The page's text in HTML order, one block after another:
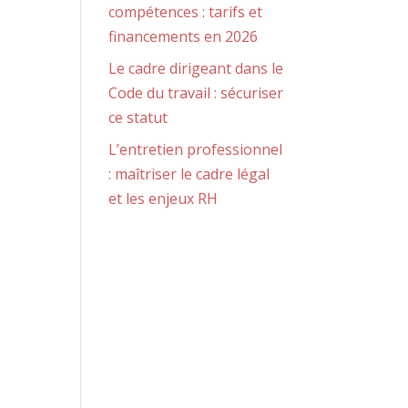
compétences : tarifs et
financements en 2026
Le cadre dirigeant dans le
Code du travail : sécuriser
ce statut
L’entretien professionnel
: maîtriser le cadre légal
et les enjeux RH